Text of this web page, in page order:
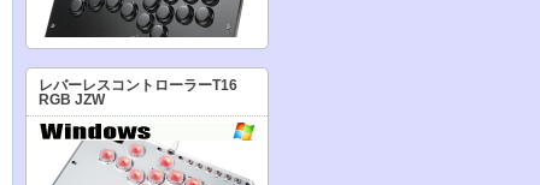
レバーレスコントローラーT16
RGB JZW